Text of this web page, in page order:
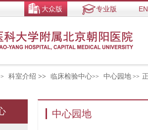
大众版 专业版 EN
科室介绍 >> 临床检验中心>> 中心园地 >>
中心园地